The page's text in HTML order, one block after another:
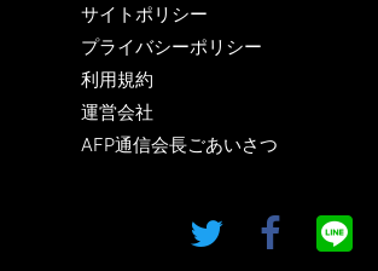
サイトポリシー
プライバシーポリシー
利用規約
運営会社
AFP通信会長ごあいさつ